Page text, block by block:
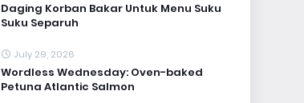
Daging Korban Bakar Untuk Menu Suku
Suku Separuh
July 29, 2026
Wordless Wednesday: Oven-baked
Petuna Atlantic Salmon